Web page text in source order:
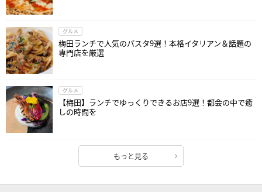
グルメ
梅田ランチで人気のパスタ9選！本格イタリアン＆話題の
専門店を厳選
グルメ
【梅田】ランチでゆっくりできるお店9選！都会の中で癒
しの時間を
もっと見る